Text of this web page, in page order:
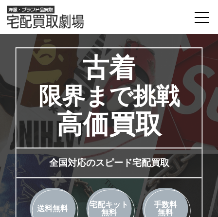
古着
限界まで挑戦
高価買取
全国対応のスピード宅配買取
送料無料
宅配キット
無料
手数料
無料